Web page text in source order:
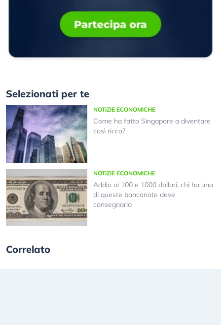
Selezionati per te
NOTIZIE ECONOMICHE
Come ha fatto Singapore a diventare
così ricca?
NOTIZIE ECONOMICHE
Addio ai 100 e 1000 dollari, chi ha una
di queste banconote deve
consegnarla
Correlato